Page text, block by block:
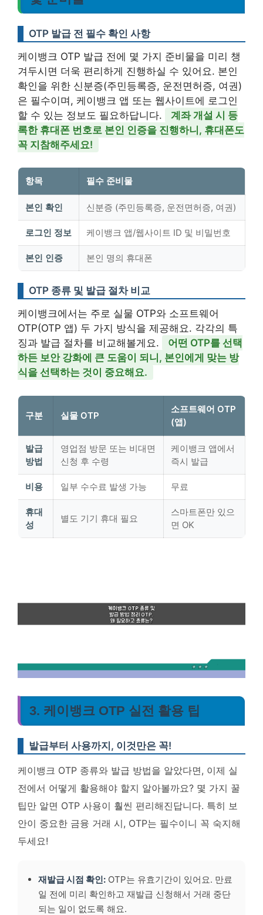
OTP 발급 전 필수 확인 사항
케이뱅크 OTP 발급 전에 몇 가지 준비물을 미리 챙
겨두시면 더욱 편리하게 진행하실 수 있어요. 본인
확인을 위한 신분증(주민등록증, 운전면허증, 여권)
은 필수이며, 케이뱅크 앱 또는 웹사이트에 로그인
할 수 있는 정보도 필요하답니다.
계좌 개설 시 등
록한 휴대폰 번호로 본인 인증을 진행하니, 휴대폰도
꼭 지참해주세요!
항목 필수 준비물
본인 확인 신분증 (주민등록증, 운전면허증, 여권)
로그인 정보 케이뱅크 앱/웹사이트 ID 및 비밀번호
본인 인증 본인 명의 휴대폰
OTP 종류 및 발급 절차 비교
케이뱅크에서는 주로 실물 OTP와 소프트웨어
OTP(OTP 앱) 두 가지 방식을 제공해요. 각각의 특
징과 발급 절차를 비교해볼게요.
어떤 OTP를 선택
하든 보안 강화에 큰 도움이 되니, 본인에게 맞는 방
식을 선택하는 것이 중요해요.
구분 실물 OTP
소프트웨어 OTP
(앱)
발급
방법
영업점 방문 또는 비대면
신청 후 수령
케이뱅크 앱에서
즉시 발급
비용 일부 수수료 발생 가능 무료
휴대
성
별도 기기 휴대 필요
스마트폰만 있으
면 OK
3. 케이뱅크 OTP 실전 활용 팁
발급부터 사용까지, 이것만은 꼭!
케이뱅크 OTP 종류와 발급 방법을 알았다면, 이제 실
전에서 어떻게 활용해야 할지 알아볼까요? 몇 가지 꿀
팁만 알면 OTP 사용이 훨씬 편리해진답니다. 특히 보
안이 중요한 금융 거래 시, OTP는 필수이니 꼭 숙지해
두세요!
재발급 시점 확인: OTP는 유효기간이 있어요. 만료
일 전에 미리 확인하고 재발급 신청해서 거래 중단
되는 일이 없도록 해요.